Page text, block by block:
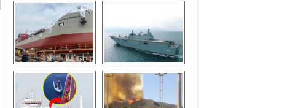
Çeksan Tersanesi,
Başaran Bayrak
tankerini suya
indirdi
TCG Anadolu,
tersane teknik
seyrini tamamladı